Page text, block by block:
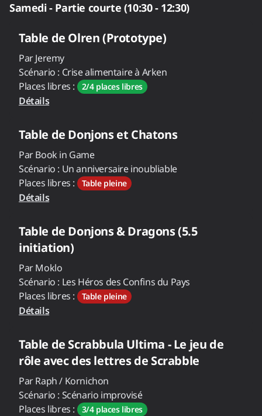
Samedi - Partie courte (10:30 - 12:30)
Table de Olren (Prototype)
ParJeremy
Scénario : Crise alimentaire à Arken
Places libres :
2/4 places libres
Détails
Table de Donjons et Chatons
ParBook in Game
Scénario : Un anniversaire inoubliable
Places libres :
Table pleine
Détails
Table de Donjons & Dragons (5.5
initiation)
ParMoklo
Scénario : Les Héros des Confins du Pays
Places libres :
Table pleine
Détails
Table de Scrabbula Ultima - Le jeu de
rôle avec des lettres de Scrabble
ParRaph / Kornichon
Scénario : Scénario improvisé
Places libres :
3/4 places libres